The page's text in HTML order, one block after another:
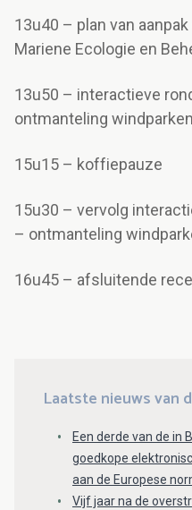
13u40 – plan van
Mariene Ecologie en
13u50 – interactieve
ontmanteling windparken
15u15 – koffiepauze
15u30 – vervolg
– ontmanteling
16u45 – afsluitende
Laatste nieuws van
Een derde van de in
goedkope
aan de Europese
Vijf jaar na de